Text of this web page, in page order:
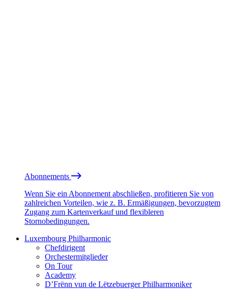
Abonnements
Wenn Sie ein Abonnement abschließen, profitieren Sie von
zahlreichen Vorteilen, wie z. B. Ermäßigungen, bevorzugtem
Zugang zum Kartenverkauf und flexibleren
Stornobedingungen.
Luxembourg Philharmonic
Chefdirigent
Orchestermitglieder
On Tour
Academy
D’Frënn vun de Lëtzebuerger Philharmoniker